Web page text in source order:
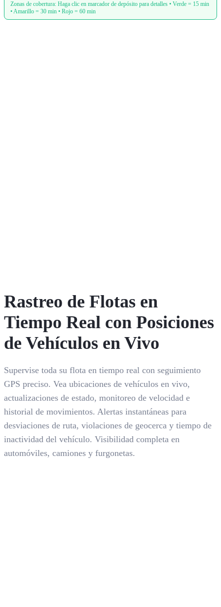
Zonas de cobertura: Haga clic en marcador de depósito para detalles • Verde = 15 min
• Amarillo = 30 min • Rojo = 60 min
Rastreo de Flotas en
Tiempo Real con Posiciones
de Vehículos en Vivo
Supervise toda su flota en tiempo real con seguimiento
GPS preciso. Vea ubicaciones de vehículos en vivo,
actualizaciones de estado, monitoreo de velocidad e
historial de movimientos. Alertas instantáneas para
desviaciones de ruta, violaciones de geocerca y tiempo de
inactividad del vehículo. Visibilidad completa en
automóviles, camiones y furgonetas.